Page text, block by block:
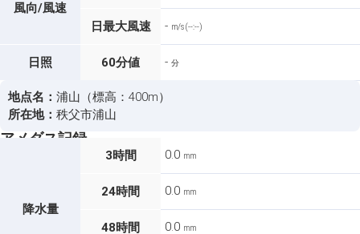
風向/風速
日最大風速 - m/s (--:--)
日照 60分値 - 分
地点名： 浦山（標高：400m）
所在地： 秩父市浦山
アメダス記録
降水量
3時間 0.0 mm
24時間 0.0 mm
48時間 0.0 mm